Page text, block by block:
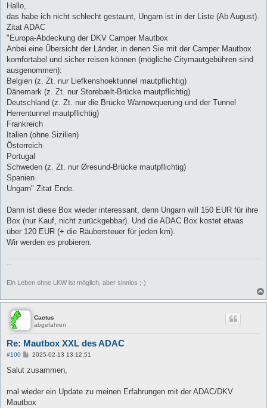
Hallo,
das habe ich nicht schlecht gestaunt, Ungarn ist in der Liste (Ab August).
Zitat ADAC
"Europa-Abdeckung der DKV Camper Mautbox
Anbei eine Übersicht der Länder, in denen Sie mit der Camper Mautbox
komfortabel und sicher reisen können (mögliche Citymautgebühren sind
ausgenommen):
Belgien (z. Zt. nur Liefkenshoektunnel mautpflichtig)
Dänemark (z. Zt. nur Storebælt-Brücke mautpflichtig)
Deutschland (z. Zt. nur die Brücke Warnowquerung und der Tunnel
Herrentunnel mautpflichtig)
Frankreich
Italien (ohne Sizilien)
Österreich
Portugal
Schweden (z. Zt. nur Øresund-Brücke mautpflichtig)
Spanien
Ungarn" Zitat Ende.
Dann ist diese Box wieder interessant, denn Ungarn will 150 EUR für ihre
Box (nur Kauf, nicht zurückgebbar). Und die ADAC Box kostet etwas
über 120 EUR (+ die Räubersteuer für jeden km).
Wir werden es probieren.
--
Ein Leben ohne LKW ist möglich, aber sinnlos ;-)
Cactus
abgefahren
Re: Mautbox XXL des ADAC
#100
B
i
a
2025-02-13 13:12:51
Salut zusammen,
mal wieder ein Update zu meinen Erfahrungen mit der ADAC/DKV
Mautbox